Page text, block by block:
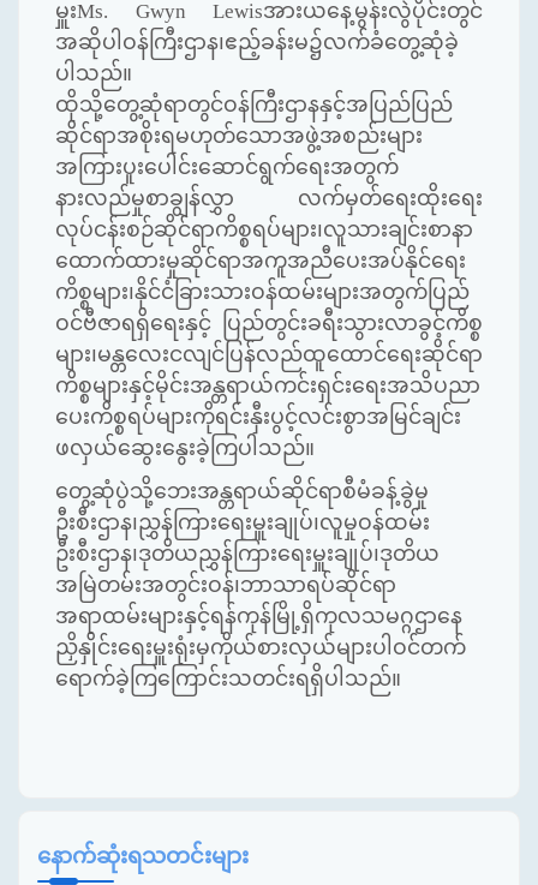
မှူးMs. Gwyn Lewisအားယနေ့မွန်းလွဲပိုင်းတွင်
အဆိုပါဝန်ကြီးဌာန၊ဧည့်ခန်းမ၌လက်ခံတွေ့ဆုံခဲ့
ပါသည်။
ထိုသို့တွေ့ဆုံရာတွင်ဝန်ကြီးဌာနနှင့်အပြည်ပြည်
ဆိုင်ရာအစိုးရမဟုတ်သောအဖွဲ့အစည်းများ
အကြားပူးပေါင်းဆောင်ရွက်ရေးအတွက်
နားလည်မှုစာချွန်လွှာ လက်မှတ်ရေးထိုးရေး
လုပ်ငန်းစဉ်ဆိုင်ရာကိစ္စရပ်များ၊လူသားချင်းစာနာ
ထောက်ထားမှုဆိုင်ရာအကူအညီပေးအပ်နိုင်ရေး
ကိစ္စများ၊နိုင်ငံခြားသားဝန်ထမ်းများအတွက်ပြည်
ဝင်ဗီဇာရရှိရေးနှင့် ပြည်တွင်းခရီးသွားလာခွင့်ကိစ္စ
များ၊မန္တလေးငလျင်ပြန်လည်ထူထောင်ရေးဆိုင်ရာ
ကိစ္စများနှင့်မိုင်းအန္တရာယ်ကင်းရှင်းရေးအသိပညာ
ပေးကိစ္စရပ်များကိုရင်းနှီးပွင့်လင်းစွာအမြင်ချင်း
ဖလှယ်ဆွေးနွေးခဲ့ကြပါသည်။
တွေ့ဆုံပွဲသို့ဘေးအန္တရာယ်ဆိုင်ရာစီမံခန့်ခွဲမှု
ဦးစီးဌာန၊ညွှန်ကြားရေးမှူးချုပ်၊လူမှုဝန်ထမ်း
ဦးစီးဌာန၊ဒုတိယညွှန်ကြားရေးမှူးချုပ်၊ဒုတိယ
အမြဲတမ်းအတွင်းဝန်၊ဘာသာရပ်ဆိုင်ရာ
အရာထမ်းများနှင့်ရန်ကုန်မြို့ရှိကုလသမဂ္ဂဌာနေ
ညှိနှိုင်းရေးမှူးရုံးမှကိုယ်စားလှယ်များပါဝင်တက်
ရောက်ခဲ့ကြကြောင်းသတင်းရရှိပါသည်။
နောက်ဆုံးရသတင်းများ